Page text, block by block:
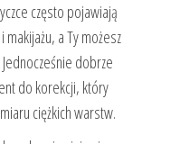
często pojawiają
a Ty możesz
dobrze
do korekcji, który
ciężkich warstw.